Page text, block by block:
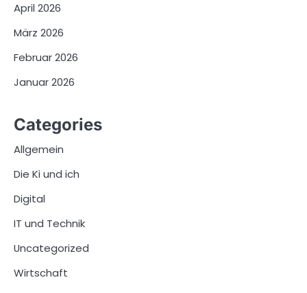
April 2026
März 2026
Februar 2026
Januar 2026
Categories
Allgemein
Die Ki und ich
Digital
IT und Technik
Uncategorized
Wirtschaft